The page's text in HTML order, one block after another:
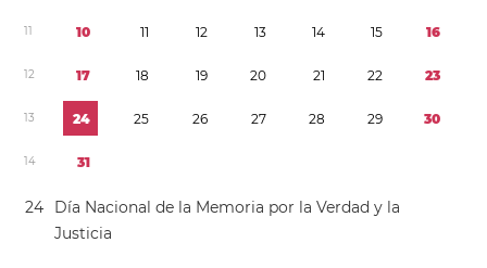
11 10 11 12 13 14 15 16
12 17 18 19 20 21 22 23
13 24 25 26 27 28 29 30
14 31
24
Día Nacional de la Memoria por la Verdad y la
Justicia